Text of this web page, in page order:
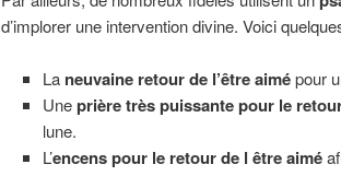
d’implorer une intervention divine. Voici
La neuvaine retour de l’être aimépour
Uneprière très puissante pour le
lune.
L’encens pour le retour de l être aimé